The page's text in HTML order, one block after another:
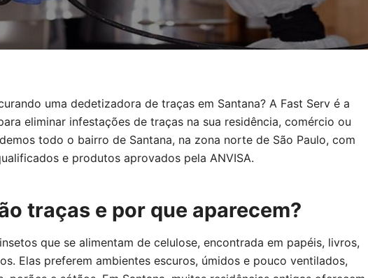
uma dedetizadora de traças em Santana? A Fast Serv é a
eliminar infestações de traças na sua residência, comércio ou
todo o bairro de Santana, na zona norte de São Paulo, com
e produtos aprovados pela ANVISA.
traças e por que aparecem?
que se alimentam de celulose, encontrada em papéis, livros,
Elas preferem ambientes escuros, úmidos e pouco ventilados,